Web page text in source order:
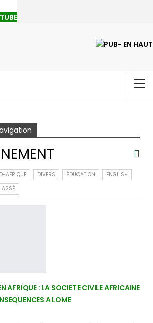
AFRIQUE DIVERS ÉDUCATION
ENGLISH
AFRIQUE : LA SOCIETE CIVILE AFRICAINE
A LOME